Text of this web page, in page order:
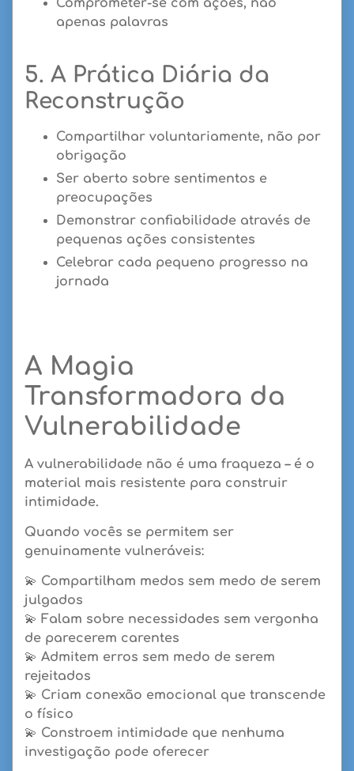
Comprometer-se com ações, não
apenas palavras
5. A Prática Diária da
Reconstrução
Compartilhar voluntariamente, não por
obrigação
Ser aberto sobre sentimentos e
preocupações
Demonstrar confiabilidade através de
pequenas ações consistentes
Celebrar cada pequeno progresso na
jornada
A Magia
Transformadora da
Vulnerabilidade
A vulnerabilidade não é uma fraqueza – é o
material mais resistente para construir
intimidade.
Quando vocês se permitem ser
genuinamente vulneráveis:
💫 Compartilham medos sem medo de serem
julgados
💫 Falam sobre necessidades sem vergonha
de parecerem carentes
💫 Admitem erros sem medo de serem
rejeitados
💫 Criam conexão emocional que transcende
o físico
💫 Constroem intimidade que nenhuma
investigação pode oferecer